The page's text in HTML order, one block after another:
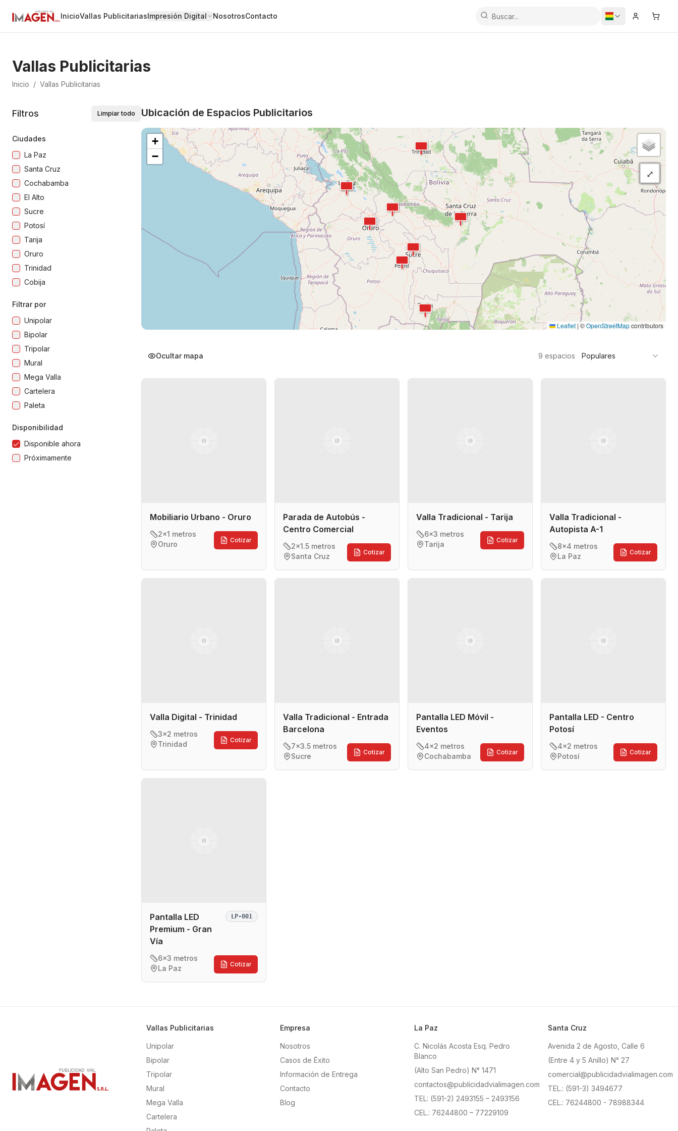
InicioVallas PublicitariasImpresión Digital NosotrosContacto Iniciar
Vallas Publicitarias
Inicio / Vallas Publicitarias
Filtros Limpiar todo
Ciudades
La Paz
Santa Cruz
Cochabamba
El Alto
Sucre
Potosí
Tarija
Oruro
Trinidad
Cobija
Filtrar por
Unipolar
Bipolar
Tripolar
Mural
Mega Valla
Cartelera
Paleta
Disponibilidad
Disponible ahora
Próximamente
Ubicación de Espacios Publicitarios
+
−
⤢
Leaflet | ©OpenStreetMapcontributors
Ocultar mapa 9 espacios Populares
Mobiliario Urbano - Oruro
2x1 metros
Oruro
Cotizar
Parada de Autobús -
Centro Comercial
2x1.5 metros
Santa Cruz
Cotizar
Valla Tradicional - Tarija
6x3 metros
Tarija
Cotizar
Valla Tradicional -
Autopista A-1
8x4 metros
La Paz
Cotizar
Valla Digital - Trinidad
3x2 metros
Trinidad
Cotizar
Valla Tradicional - Entrada
Barcelona
7x3.5 metros
Sucre
Cotizar
Pantalla LED Móvil -
Eventos
4x2 metros
Cochabamba
Cotizar
Pantalla LED - Centro
Potosí
4x2 metros
Potosí
Cotizar
Pantalla LED
Premium - Gran
Vía
LP-001
6x3 metros
La Paz
Cotizar
Vallas Publicitarias
Unipolar
Bipolar
Tripolar
Mural
Mega Valla
Cartelera
Empresa
Nosotros
Casos de Éxito
Información de Entrega
Contacto
Blog
La Paz
C. Nicolás Acosta Esq. Pedro
Blanco
(Alto San Pedro) N° 1471
contactos@publicidadvialimagen.com
TEL: (591-2) 2493155 – 2493156
CEL.: 76244800 – 77229109
Santa Cruz
Avenida 2 de Agosto, Calle 6
(Entre 4 y 5 Anillo) N° 27
comercial@publicidadvialimagen.com
TEL.: (591-3) 3494677
CEL.: 76244800 - 78988344